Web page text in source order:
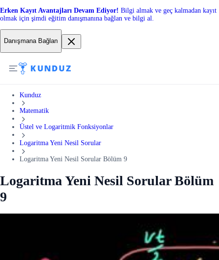
Erken Kayıt Avantajları Devam Ediyor! Bilgi almak ve geç kalmadan kayıt
olmak için şimdi eğitim danışmanına bağlan ve bilgi al.
Danışmana Bağlan
Kunduz
Matematik
Üstel ve Logaritmik Fonksiyonlar
Logaritma Yeni Nesil Sorular
Logaritma Yeni Nesil Sorular Bölüm 9
Logaritma Yeni Nesil Sorular Bölüm
9